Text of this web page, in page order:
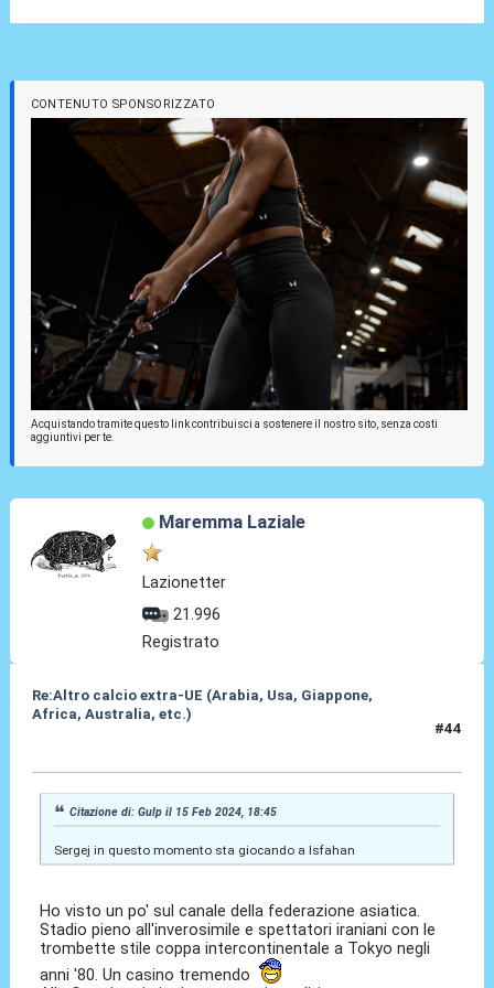
CONTENUTO SPONSORIZZATO
Acquistando tramite questo link contribuisci a sostenere il nostro sito, senza costi
aggiuntivi per te.
Maremma Laziale
Lazionetter
21.996
Registrato
Re:Altro calcio extra-UE (Arabia, Usa, Giappone,
Africa, Australia, etc.)
#44
Citazione di: Gulp il 15 Feb 2024, 18:45
Sergej in questo momento sta giocando a Isfahan
Ho visto un po' sul canale della federazione asiatica.
Stadio pieno all'inverosimile e spettatori iraniani con le
trombette stile coppa intercontinentale a Tokyo negli
anni '80. Un casino tremendo